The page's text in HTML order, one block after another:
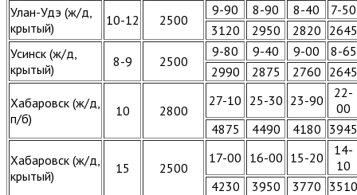
Улан-Удэ (ж/д,
крытый)
10-12 2500
9-90 8-90 8-40
7-50
3120
2950 2820 2645
Усинск (ж/д,
крытый)
8-9 2500
9-80 9-40 9-00
8-65
2990
2875 2760 2645
Хабаровск (ж/д,
п/б)
10 2800
27-10 25-30 23-90
22-
00
4875
4490 4180 3945
Хабаровск (ж/д,
крытый)
15 2500
17-00 16-00 15-20
14-
10
4230
3950 3770 3510